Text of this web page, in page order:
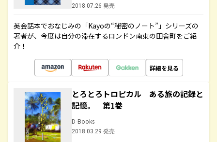
2018.07.26 発売
英会話本でおなじみの「Kayoの“秘密のノート”」シリーズの
著者が、今度は自分の滞在するロンドン南東の田舎町をご紹
介！
詳細を見る
とろとろトロピカル ある旅の記録と
記憶。 第1巻
D-Books
2018.03.29 発売